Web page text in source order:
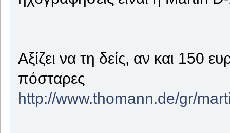
Αξίζει να τη δείς, αν και 150
πόσταρες
http://www.thomann.de/gr/